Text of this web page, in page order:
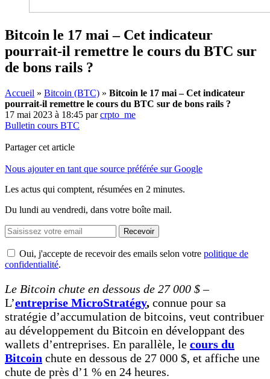
Bitcoin le 17 mai – Cet indicateur
pourrait-il remettre le cours du BTC sur
de bons rails ?
Accueil » Bitcoin (BTC) » Bitcoin le 17 mai – Cet indicateur
pourrait-il remettre le cours du BTC sur de bons rails ?
17 mai 2023 à 18:45 parcrpto_me
Bulletin cours BTC
Partager cet article
Nous ajouter en tant que source préférée sur Google
Les actus qui comptent, résumées en 2 minutes.
Du lundi au vendredi, dans votre boîte mail.
Recevoir
Oui, j'accepte de recevoir des emails selon votre politique de
confidentialité.
Le Bitcoin chute en dessous de 27 000 $ –
L’entreprise MicroStratégy, connue pour sa
stratégie d’accumulation de bitcoins, veut contribuer
au développement du Bitcoin en développant des
wallets d’entreprises. En parallèle, le cours du
Bitcoin chute en dessous de 27 000 $, et affiche une
chute de près d’1 % en 24 heures.